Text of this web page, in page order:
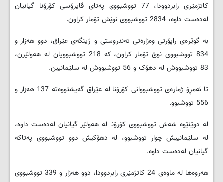
کاتژمێری رابردوودا، 77 تووشبووی پەتای ڤایرۆسی کۆرۆنا گیانیان
لەدەست داوە، 2834 تووشبووی نوێش تۆمار کراون.
بە گوێرەی راپۆرتی وه‌زاره‌تی ته‌ندروستی و ژینگه‌ی عێراق، دوو هه‌زار و
834 تووشبووی نوێ تۆمار کراون، که‌ 218 تووشبوویان له‌ هه‌ولێرن،
83 تووشبووش له‌ دهۆک و 56 تووشبووش لە سلێمانیین.
تا ئەمڕۆ ژمارەی تووشبووانی کۆرۆنا لە عێراق گه‌یشتووه‌ته‌ 137 هه‌زار و
556 تووشبوو.
لە دوێنێوە شه‌ش تووشبووی کۆرۆنا لە هەولێر گیانیان لەدەست داوە،
له‌ سلێمانییش چوار تووشبوو، له‌ ‌دهۆکیش دوو تووشبووی پەتاکە
گیانیان لەدەست داوە.
هه‌روەها له ‌ماوه‌ی 24 کاتژمێری رابردوودا، دوو هه‌زار و 339 تووشبووی